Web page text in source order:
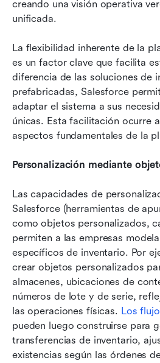
creando una visión operativa
unificada.
La flexibilidad inherente de la
es un factor clave que facilita
diferencia de las soluciones de
prefabricadas, Salesforce
adaptar el sistema a sus
únicas. Esta facilitación ocurre
aspectos fundamentales de la
Personalización mediante
Las capacidades de
Salesforce (herramientas de
como objetos personalizados,
permiten a las empresas
específicos de inventario. Por
crear objetos personalizados
almacenes, ubicaciones de
números de lote y de serie,
las operaciones físicas. Los
pueden luego construirse para
transferencias de inventario,
existencias según las órdenes